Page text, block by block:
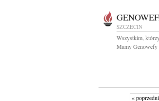
SZCZECIN
Wszystkim,
Mamy Genowefy
«